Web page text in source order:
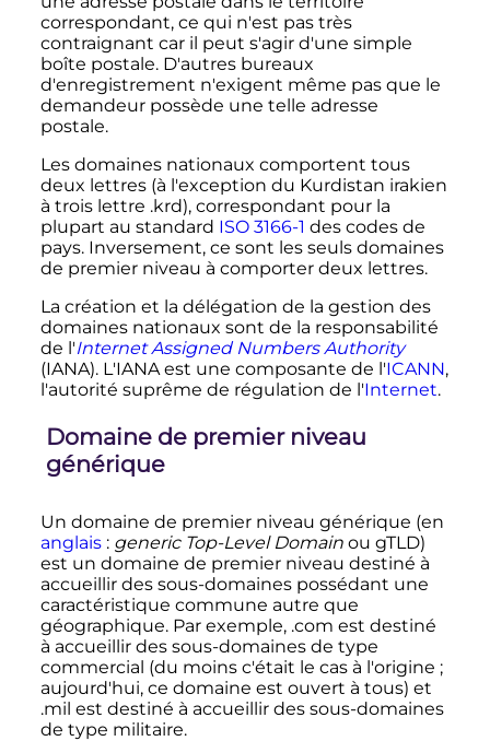
correspondant, ce qui n'est pas très
contraignant car il peut s'agir d'une simple
boîte postale. D'autres bureaux
d'enregistrement n'exigent même pas que le
demandeur possède une telle adresse
postale.
Les domaines nationaux comportent tous
deux lettres (à l'exception du Kurdistan irakien
à trois lettre .krd), correspondant pour la
plupart au standard ISO 3166-1 des codes de
pays. Inversement, ce sont les seuls domaines
de premier niveau à comporter deux lettres.
La création et la délégation de la gestion des
domaines nationaux sont de la responsabilité
de l'Internet Assigned Numbers Authority
(IANA). L'IANA est une composante de l'ICANN,
l'autorité suprême de régulation de l'Internet.
Domaine de premier niveau
générique
Un domaine de premier niveau générique (en
anglais: generic Top-Level Domainou gTLD)
est un domaine de premier niveau destiné à
accueillir des sous-domaines possédant une
caractéristique commune autre que
géographique. Par exemple, .com est destiné
à accueillir des sous-domaines de type
commercial (du moins c'était le cas à l'origine ;
aujourd'hui, ce domaine est ouvert à tous) et
.mil est destiné à accueillir des sous-domaines
de type militaire.